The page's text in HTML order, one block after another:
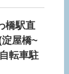
橋駅直
屋橋~
転車駐